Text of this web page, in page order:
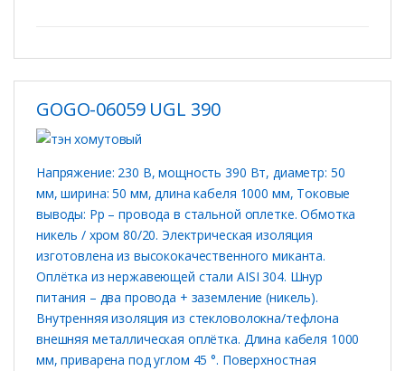
GOGO-06059 UGL 390
Напряжение: 230 В, мощность 390 Вт, диаметр: 50
мм, ширина: 50 мм, длина кабеля 1000 мм, Токовые
выводы: Рр – провода в стальной оплетке. Обмотка
никель / хром 80/20. Электрическая изоляция
изготовлена ​​из высококачественного миканта.
Оплётка из нержавеющей стали AISI 304. Шнур
питания – два провода + заземление (никель).
Внутренняя изоляция из стекловолокна/тефлона
внешняя металлическая оплётка. Длина кабеля 1000
мм, приварена под углом 45 °. Поверхностная